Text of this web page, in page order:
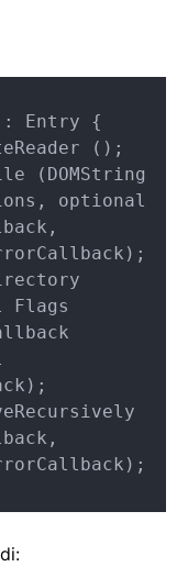
: Entry {
optional
Flags